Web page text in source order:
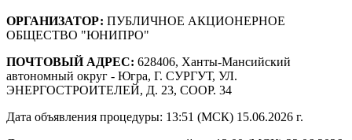
ОРГАНИЗАТОР: ПУБЛИЧНОЕ АКЦИОНЕРНОЕ
ОБЩЕСТВО "ЮНИПРО"
ПОЧТОВЫЙ АДРЕС: 628406, Ханты-Мансийский
автономный округ - Югра, Г. СУРГУТ, УЛ.
ЭНЕРГОСТРОИТЕЛЕЙ, Д. 23, СООР. 34
Дата объявления процедуры: 13:51 (МСК) 15.06.2026 г.